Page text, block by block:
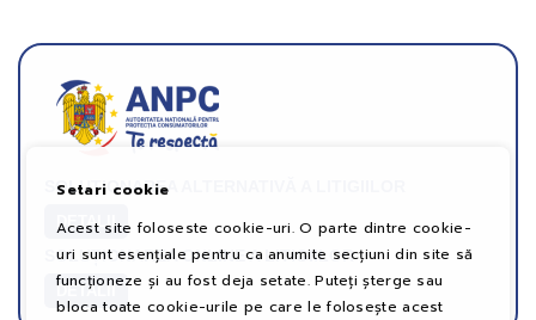
SOLUȚIONAREA ALTERNATIVĂ A LITIGIILOR
DETALII
SOLUȚIONAREA ONLINE A LITIGIILOR
DETALII
Setari cookie
Acest site foloseste cookie-uri. O parte dintre cookie-
uri sunt esențiale pentru ca anumite secțiuni din site să
funcționeze și au fost deja setate. Puteți șterge sau
bloca toate cookie-urile pe care le folosește acest